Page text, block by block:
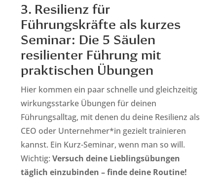
3. Resilienz für
Führungskräfte als kurzes
Seminar: Die 5 Säulen
resilienter Führung mit
praktischen Übungen
Hier kommen ein paar schnelle und gleichzeitig
wirkungsstarke Übungen für deinen
Führungsalltag, mit denen du deine Resilienz als
CEO oder Unternehmer*in gezielt trainieren
kannst. Ein Kurz-Seminar, wenn man so will.
Wichtig:Versuch deine Lieblingsübungen
täglich einzubinden – finde deine Routine!